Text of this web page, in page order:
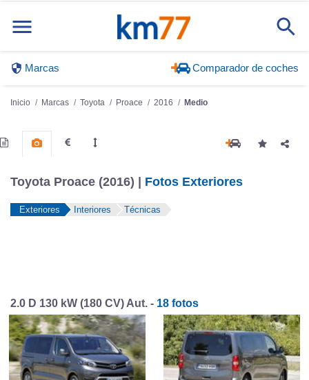
Marcas Comparador de coches
Inicio Marcas Toyota Proace 2016 Medio
Toyota Proace (2016) | Fotos Exteriores
Exteriores Interiores Técnicas
2.0 D 130 kW (180 CV) Aut. - 18 fotos